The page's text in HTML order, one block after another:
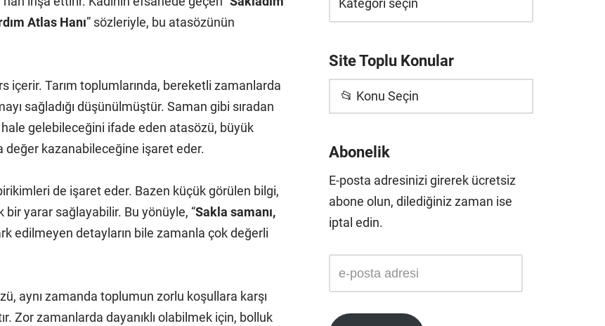
Atlas Hanı” sözleriyle, bu atasözünün
içerir. Tarım toplumlarında, bereketli zamanlarda
sağladığı düşünülmüştür. Saman gibi sıradan
gelebileceğini ifade eden atasözü, büyük
değer kazanabileceğine işaret eder.
de işaret eder. Bazen küçük görülen bilgi,
yarar sağlayabilir. Bu yönüyle, “Sakla samanı,
edilmeyen detayların bile zamanla çok değerli
aynı zamanda toplumun zorlu koşullara karşı
Zor zamanlarda dayanıklı olabilmek için, bolluk
Site Toplu Konular
📂 Konu Seçin
Abonelik
E-posta adresinizi girerek ücretsiz
abone olun, dilediğiniz zaman ise
iptal edin.